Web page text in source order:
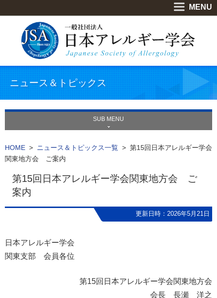
MENU
ニュース＆トピックス
SUB MENU
HOME > ニュース＆トピックス一覧 > 第15回日本アレルギー学会
関東地方会 ご案内
第15回日本アレルギー学会関東地方会 ご
案内
更新日時：2026年5月21日
日本アレルギー学会
関東支部 会員各位
第15回日本アレルギー学会関東地方会
会長 長瀬 洋之